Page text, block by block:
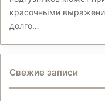
красочными
долго…
Свежие записи